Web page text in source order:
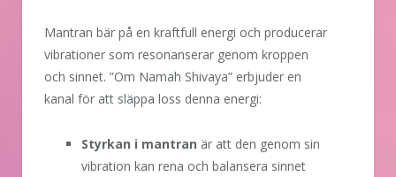
Mantran bär på en kraftfull energi och producerar
vibrationer som resonanserar genom kroppen
och sinnet. ”Om Namah Shivaya” erbjuder en
kanal för att släppa loss denna energi:
Styrkan i mantran är att den genom sin
vibration kan rena och balansera sinnet